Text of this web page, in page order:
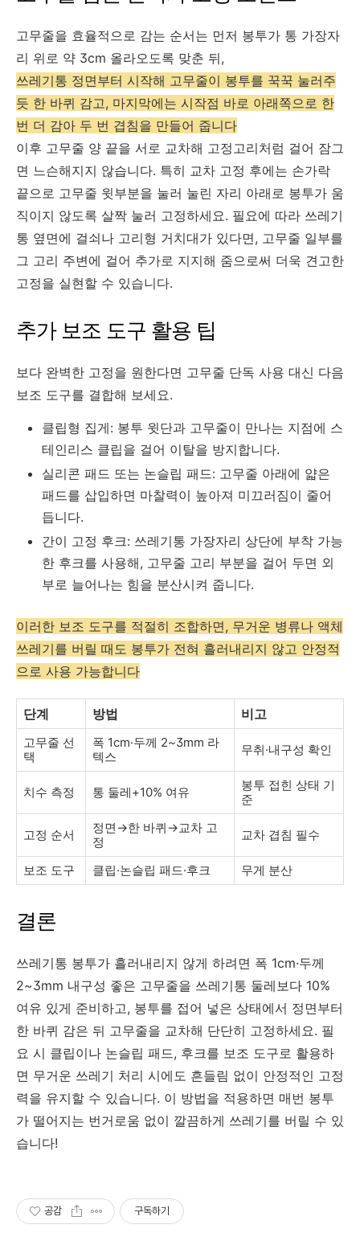
고무줄을 효율적으로 감는 순서는 먼저 봉투가 통 가장자
리 위로 약 3cm 올라오도록 맞춘 뒤,
쓰레기통 정면부터 시작해 고무줄이 봉투를 꾹꾹 눌러주
듯 한 바퀴 감고, 마지막에는 시작점 바로 아래쪽으로 한
번 더 감아 두 번 겹침을 만들어 줍니다
이후 고무줄 양 끝을 서로 교차해 고정고리처럼 걸어 잠그
면 느슨해지지 않습니다. 특히 교차 고정 후에는 손가락
끝으로 고무줄 윗부분을 눌러 눌린 자리 아래로 봉투가 움
직이지 않도록 살짝 눌러 고정하세요. 필요에 따라 쓰레기
통 옆면에 걸쇠나 고리형 거치대가 있다면, 고무줄 일부를
그 고리 주변에 걸어 추가로 지지해 줌으로써 더욱 견고한
고정을 실현할 수 있습니다.
추가 보조 도구 활용 팁
보다 완벽한 고정을 원한다면 고무줄 단독 사용 대신 다음
보조 도구를 결합해 보세요.
클립형 집게: 봉투 윗단과 고무줄이 만나는 지점에 스
테인리스 클립을 걸어 이탈을 방지합니다.
실리콘 패드 또는 논슬립 패드: 고무줄 아래에 얇은
패드를 삽입하면 마찰력이 높아져 미끄러짐이 줄어
듭니다.
간이 고정 후크: 쓰레기통 가장자리 상단에 부착 가능
한 후크를 사용해, 고무줄 고리 부분을 걸어 두면 외
부로 늘어나는 힘을 분산시켜 줍니다.
이러한 보조 도구를 적절히 조합하면, 무거운 병류나 액체
쓰레기를 버릴 때도 봉투가 전혀 흘러내리지 않고 안정적
으로 사용 가능합니다
단계 방법 비고
고무줄 선
택
폭 1cm·두께 2~3mm 라
텍스
무취·내구성 확인
치수 측정 통 둘레+10% 여유
봉투 접힌 상태 기
준
고정 순서
정면→한 바퀴→교차 고
정
교차 겹침 필수
보조 도구 클립·논슬립 패드·후크 무게 분산
결론
쓰레기통 봉투가 흘러내리지 않게 하려면 폭 1cm·두께
2~3mm 내구성 좋은 고무줄을 쓰레기통 둘레보다 10%
여유 있게 준비하고, 봉투를 접어 넣은 상태에서 정면부터
한 바퀴 감은 뒤 고무줄을 교차해 단단히 고정하세요. 필
요 시 클립이나 논슬립 패드, 후크를 보조 도구로 활용하
면 무거운 쓰레기 처리 시에도 흔들림 없이 안정적인 고정
력을 유지할 수 있습니다. 이 방법을 적용하면 매번 봉투
가 떨어지는 번거로움 없이 깔끔하게 쓰레기를 버릴 수 있
습니다!
공감 구독하기